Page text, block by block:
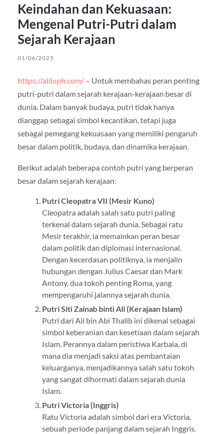
Keindahan dan Kekuasaan:
Mengenal Putri-Putri dalam
Sejarah Kerajaan
01/06/2025
https://aliloph.com/– Untuk membahas peran penting
putri-putri dalam sejarah kerajaan-kerajaan besar di
dunia. Dalam banyak budaya, putri tidak hanya
dianggap sebagai simbol kecantikan, tetapi juga
sebagai pemegang kekuasaan yang memiliki pengaruh
besar dalam politik, budaya, dan dinamika kerajaan.
Berikut adalah beberapa contoh putri yang berperan
besar dalam sejarah kerajaan:
Putri Cleopatra VII (Mesir Kuno)
Cleopatra adalah salah satu putri paling
terkenal dalam sejarah dunia. Sebagai ratu
Mesir terakhir, ia memainkan peran besar
dalam politik dan diplomasi internasional.
Dengan kecerdasan politiknya, ia menjalin
hubungan dengan Julius Caesar dan Mark
Antony, dua tokoh penting Roma, yang
mempengaruhi jalannya sejarah dunia.
Putri Siti Zainab binti Ali (Kerajaan Islam)
Putri dari Ali bin Abi Thalib ini dikenal sebagai
simbol keberanian dan kesetiaan dalam sejarah
Islam. Perannya dalam peristiwa Karbala, di
mana dia menjadi saksi atas pembantaian
keluarganya, menjadikannya salah satu tokoh
yang sangat dihormati dalam sejarah dunia
Islam.
Putri Victoria (Inggris)
Ratu Victoria adalah simbol dari era Victoria,
sebuah periode panjang dalam sejarah Inggris.